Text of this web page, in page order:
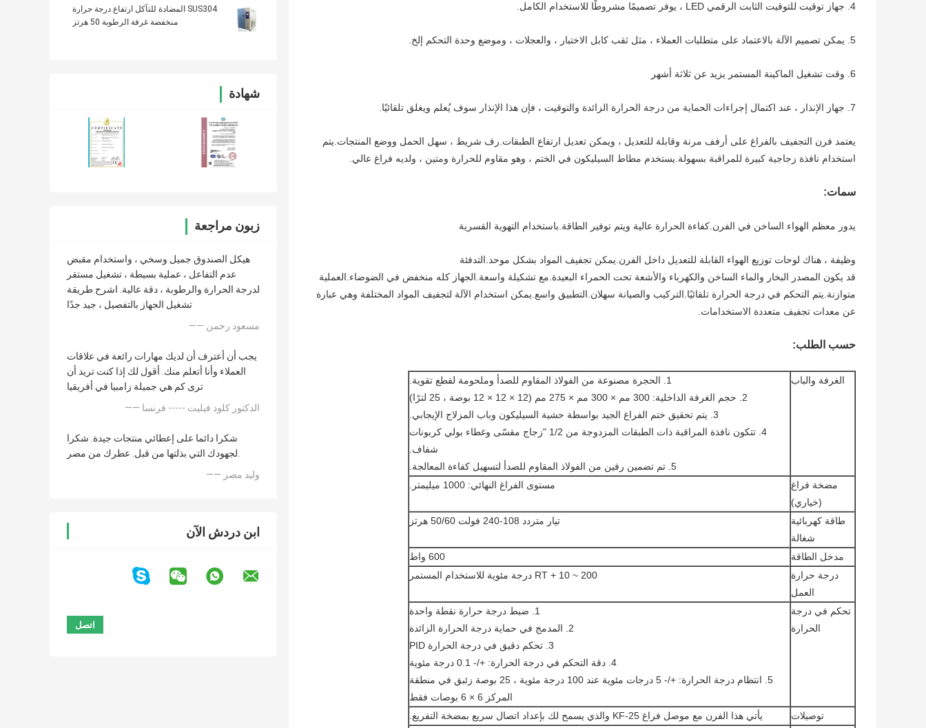
SUS304 المضادة للتآكل ارتفاع درجة حرارة
منخفضة غرفة الرطوبة 50 هرتز
شهادة
زبون مراجعة
هيكل الصندوق جميل وسخي ، واستخدام مقبض
عدم التفاعل ، عملية بسيطة ، تشغيل مستقر
لدرجة الحرارة والرطوبة ، دقة عالية. اشرح طريقة
تشغيل الجهاز بالتفصيل ، جيد جدًا
—— مسعود رحمن
يجب أن أعترف أن لديك مهارات رائعة في علاقات
العملاء وأنا أتعلم منك. أقول لك إذا كنت تريد أن
ترى كم هي جميلة زامبيا في أفريقيا
—— الدكتور كلود فيليت ----- فرنسا
شكرا دائما على إعطائي منتجات جيدة. شكرا
لجهودك التي بذلتها من قبل. عطرك من مصر.
—— وليد مصر
ابن دردش الآن
4. جهاز توقيت للتوقيت الثابت الرقمي LED ، يوفر تصميمًا مشروطًا للاستخدام الكامل.
5. يمكن تصميم الآلة بالاعتماد على متطلبات العملاء ، مثل ثقب كابل الاختبار ، والعجلات ، وموضع وحدة التحكم إلخ.
6. وقت تشغيل الماكينة المستمر يزيد عن ثلاثة أشهر
7. جهاز الإنذار ، عند اكتمال إجراءات الحماية من درجة الحرارة الزائدة والتوقيت ، فإن هذا الإنذار سوف يُعلم ويغلق تلقائيًا.
يعتمد فرن التجفيف بالفراغ على أرفف مرنة وقابلة للتعديل ، ويمكن تعديل ارتفاع الطبقات.رف شريط ، سهل الحمل ووضع المنتجات.يتم
استخدام نافذة زجاجية كبيرة للمراقبة بسهولة.يستخدم مطاط السيليكون في الختم ، وهو مقاوم للحرارة ومتين ، ولديه فراغ عالي.
سمات:
يدور معظم الهواء الساخن في الفرن.كفاءة الحرارة عالية ويتم توفير الطاقة.باستخدام التهوية القسرية
وظيفة ، هناك لوحات توزيع الهواء القابلة للتعديل داخل الفرن.يمكن تجفيف المواد بشكل موحد.التدفئة
قد يكون المصدر البخار والماء الساخن والكهرباء والأشعة تحت الحمراء البعيدة.مع تشكيلة واسعة.الجهاز كله منخفض في الضوضاء.العملية
متوازنة.يتم التحكم في درجة الحرارة تلقائيًا.التركيب والصيانة سهلان.التطبيق واسع.يمكن استخدام الآلة لتجفيف المواد المختلفة وهي عبارة
عن معدات تجفيف متعددة الاستخدامات.
حسب الطلب:
الغرفة والباب
1. الحجرة مصنوعة من الفولاذ المقاوم للصدأ وملحومة لقطع تقوية.
2. حجم الغرفة الداخلية: 300 مم × 300 مم × 275 مم (12 × 12 × 12 بوصة ، 25 لترًا)
3. يتم تحقيق ختم الفراغ الجيد بواسطة حشية السيليكون وباب المزلاج الإيجابي.
4. تتكون نافذة المراقبة ذات الطبقات المزدوجة من 1/2 "زجاج مقسّى وغطاء بولي كربونات
شفاف.
5. تم تضمين رفين من الفولاذ المقاوم للصدأ لتسهيل كفاءة المعالجة.
مضخة فراغ
(خياري)
مستوى الفراغ النهائي: 1000 ميليمتر.
طاقة كهربائية
شغالة
تيار متردد 108-240 فولت 50/60 هرتز
مدخل الطاقة
600 واط
درجة حرارة
العمل
RT + 10 ~ 200 درجة مئوية للاستخدام المستمر
تحكم في درجة
الحرارة
1. ضبط درجة حرارة نقطة واحدة
2. المدمج في حماية درجة الحرارة الزائدة
3. تحكم دقيق في درجة الحرارة PID
4. دقة التحكم في درجة الحرارة: +/- 0.1 درجة مئوية
5. انتظام درجة الحرارة: +/- 5 درجات مئوية عند 100 درجة مئوية ، 25 بوصة زئبق في منطقة
المركز 6 × 6 بوصات فقط
توصيلات
يأتي هذا الفرن مع موصل فراغ KF-25 والذي يسمح لك بإعداد اتصال سريع بمضخة التفريغ.